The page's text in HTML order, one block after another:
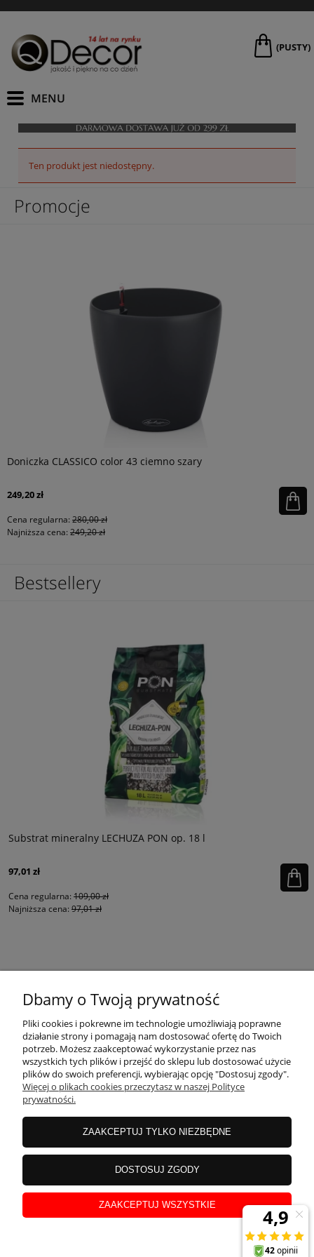
(PUSTY)
Ten produkt jest niedostępny.
Promocje
Doniczka CLASSICO color 43 ciemno szary
249,20 zł
Cena regularna: 280,00 zł
Najniższa cena: 249,20 zł
Bestsellery
Substrat mineralny LECHUZA PON op. 18 l
97,01 zł
Cena regularna: 109,00 zł
Najniższa cena: 97,01 zł
MOJE KONTO
PŁATNOŚCI I DOSTAWA
INFORMACJE
INSTRUKCJE
O NAS
Dbamy o Twoją prywatność
Pliki cookies i pokrewne im technologie umożliwiają poprawne
działanie strony i pomagają nam dostosować ofertę do Twoich
potrzeb. Możesz zaakceptować wykorzystanie przez nas
wszystkich tych plików i przejść do sklepu lub dostosować użycie
plików do swoich preferencji, wybierając opcję "Dostosuj zgody".
Więcej o plikach cookies przeczytasz w naszej Polityce
prywatności.
ZAAKCEPTUJ TYLKO NIEZBĘDNE
DOSTOSUJ ZGODY
ZAAKCEPTUJ WSZYSTKIE